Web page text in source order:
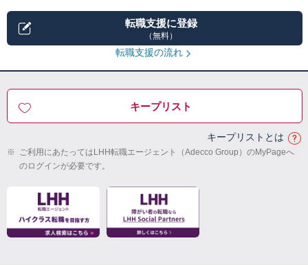
転職支援に登録
（無料）
転職支援の流れ
キープリスト
キープリストとは
※ ご利用にあたってはLHH転職エージェント（Adecco Group）のMyPageへ
のログインが必要です。